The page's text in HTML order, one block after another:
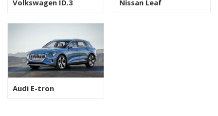
Volkswagen ID.3 Nissan Leaf
Audi E-tron